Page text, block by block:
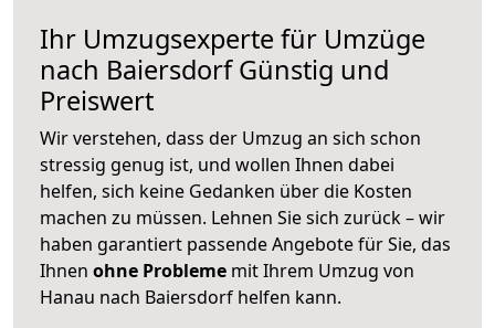
Ihr Umzugsexperte für Umzüge
nach BaiersdorfGünstig und
Preiswert
Wir verstehen, dass der Umzug an sich schon
stressig genug ist, und wollen Ihnen dabei
helfen, sich keine Gedanken über die Kosten
machen zu müssen. Lehnen Sie sich zurück – wir
haben garantiert passende Angebote für Sie, das
Ihnen ohne Probleme mit Ihrem Umzug von
Hanau nach Baiersdorf helfen kann.